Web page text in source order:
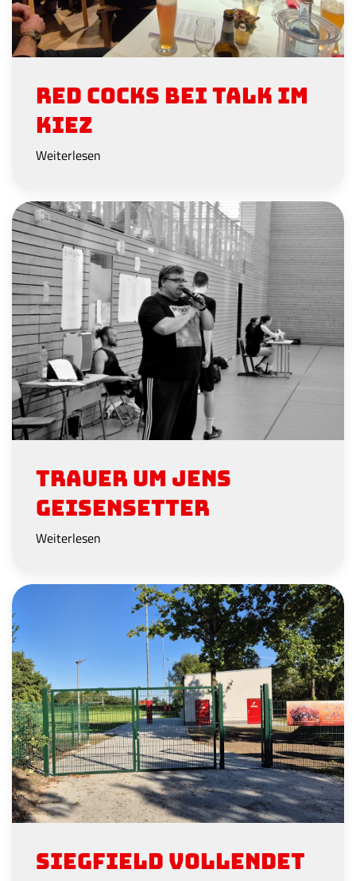
Red Cocks bei Talk im
Kiez
Weiterlesen
Trauer um Jens
Geisensetter
Weiterlesen
Siegfield vollendet